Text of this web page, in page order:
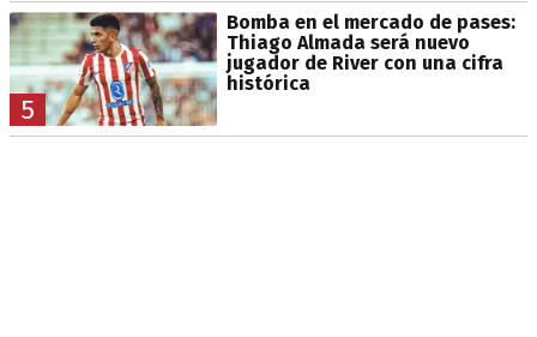
5
Bomba en el mercado de pases:
Thiago Almada será nuevo
jugador de River con una cifra
histórica